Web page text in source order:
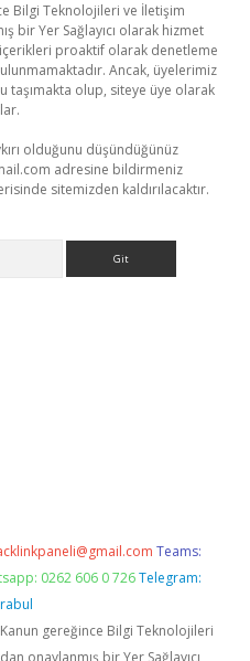
Bilgi Teknolojileri ve İletişim
bir Yer Sağlayıcı olarak hizmet
proaktif olarak denetleme
Ancak, üyelerimiz
taşımakta olup, siteye üye olarak
olduğunu düşündüğünüz
adresine bildirmeniz
sitemizden kaldırılacaktır.
Teams:
0262 606 0 726 Telegram:
Kanun gereğince Bilgi Teknolojileri
onaylanmış bir Yer Sağlayıcı